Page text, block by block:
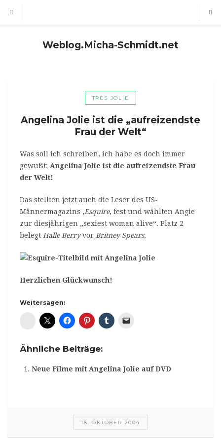
Weblog.Micha-Schmidt.net
TRÉS JOLIE
Angelina Jolie ist die „aufreizendste
Frau der Welt“
Was soll ich schreiben, ich habe es doch immer
gewußt: Angelina Jolie ist die aufreizendste Frau
der Welt!
Das stellten jetzt auch die Leser des US-
Männermagazins ‚Esquire‚ fest und wählten Angie
zur diesjährigen „sexiest woman alive“. Platz 2
belegt Halle Berryvor Britney Spears.
Herzlichen Glückwunsch!
Weitersagen:
Diaspora*
Ähnliche Beiträge:
Neue Filme mit Angelina Jolie auf DVD
18. OKTOBER 2004